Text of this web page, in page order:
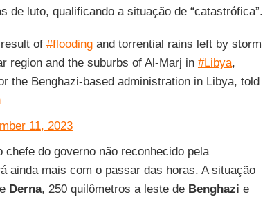
de luto, qualificando a situação de “catastrófica”.
of #floodingand torrential rains left by storm
region and the suburbs of Al-Marj in #Libya,
the Benghazi-based administration in Libya, told
11, 2023
do governo não reconhecido pela
ainda mais com o passar das horas. A situação
Derna, 250 quilômetros a leste de Benghazi e